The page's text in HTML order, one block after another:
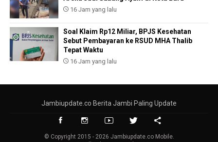
16 Jam yang lalu
Soal Klaim Rp12 Miliar, BPJS Kesehatan
Sebut Pembayaran ke RSUD MHA Thalib
Tepat Waktu
16 Jam yang lalu
Jambiupdate.co Berita Jambi Paling Update
© Copyright 2015 - 2026 Jambiupdate.co Mobile.